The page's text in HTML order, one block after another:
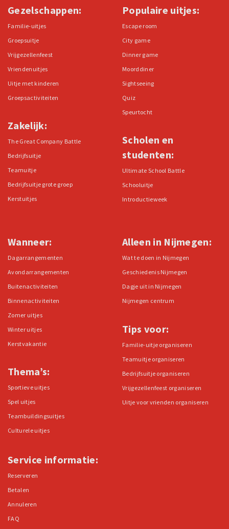
Gezelschappen:
Familie-uitjes
Groepsuitje
Vrijgezellenfeest
Vriendenuitjes
Uitje met kinderen
Groepsactiviteiten
Zakelijk:
The Great Company Battle
Bedrijfsuitje
Teamuitje
Bedrijfsuitje grote groep
Kerstuitjes
Populaire uitjes:
Escape room
City game
Dinner game
Moorddiner
Sightseeing
Quiz
Speurtocht
Scholen en
studenten:
Ultimate School Battle
Schooluitje
Introductieweek
Wanneer:
Dagarrangementen
Avondarrangementen
Buitenactiviteiten
Binnenactiviteiten
Zomer uitjes
Winter uitjes
Kerstvakantie
Thema’s:
Sportieve uitjes
Spel uitjes
Teambuildingsuitjes
Culturele uitjes
Alleen in Nijmegen:
Wat te doen in Nijmegen
Geschiedenis Nijmegen
Dagje uit in Nijmegen
Nijmegen centrum
Tips voor:
Familie-uitje organiseren
Teamuitje organiseren
Bedrijfsuitje organiseren
Vrijgezellenfeest organiseren
Uitje voor vrienden organiseren
Service informatie:
Reserveren
Betalen
Annuleren
FAQ